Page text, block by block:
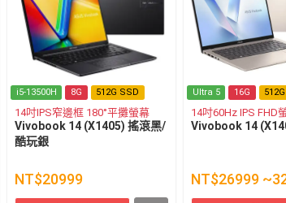
i5-13500H 8G 512G SSD
14吋IPS窄邊框 180°平攤螢幕
Vivobook 14 (X1405) 搖滾黑/
酷玩銀
NT$20999
Ultra 5 16G
14吋60Hz IPS FHD
Vivobook 14
NT$26999